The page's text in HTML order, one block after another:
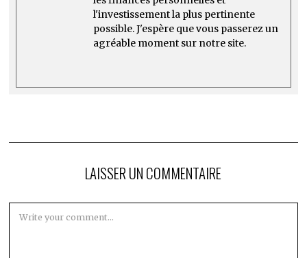
l'investissement la plus pertinente
possible. J'espère que vous passerez un
agréable moment sur notre site.
LAISSER UN COMMENTAIRE